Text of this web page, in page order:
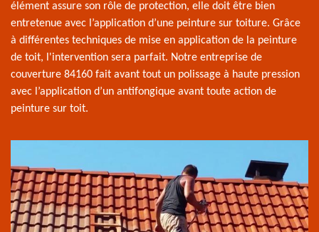
élément assure son rôle de protection, elle doit être bien
entretenue avec l’application d’une peinture sur toiture. Grâce
à différentes techniques de mise en application de la peinture
de toit, l'intervention sera parfait. Notre entreprise de
couverture 84160 fait avant tout un polissage à haute pression
avec l’application d’un antifongique avant toute action de
peinture sur toit.